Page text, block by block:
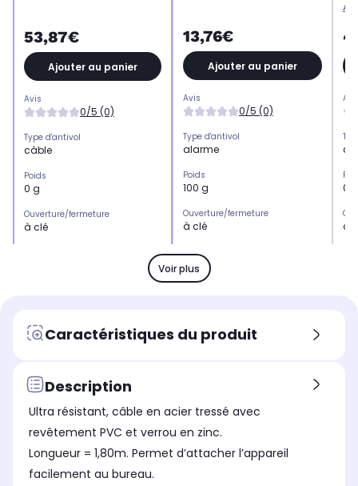
53,87€
Ajouter au panier
Avis
0/5 (0)
Type d'antivol
câble
Poids
0 g
Ouverture/fermeture
à clé
Poids
0 g
13,76€
Ajouter au panier
Avis
0/5 (0)
Type d'antivol
alarme
Poids
100 g
Ouverture/fermeture
à clé
Type d'antivol :
alarme
Poids
100 g
0 g
à
Voir plus
Caractéristiques du produit
Description
Ultra résistant, câble en acier tressé avec
revêtement PVC et verrou en zinc.
Longueur = 1,80m. Permet d’attacher l’appareil
facilement au bureau.